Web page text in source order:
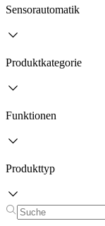
Sensorautomatik
Produktkategorie
Funktionen
Produkttyp